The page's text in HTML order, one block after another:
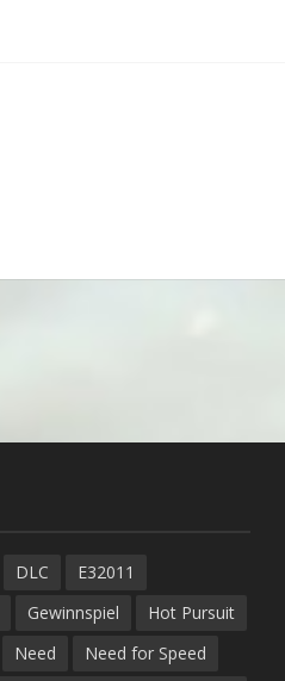
DLC
E32011
Gewinnspiel
Hot Pursuit
Need Need for Speed